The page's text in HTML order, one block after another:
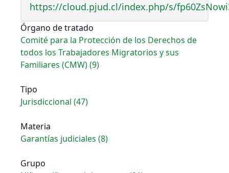
https://cloud.pjud.cl/index.php/s/
Órgano de tratado
Comité para la Protección de los Derechos de
todos los Trabajadores Migratorios y sus
Familiares (CMW) (9)
Tipo
Jurisdiccional (47)
Materia
Garantías judiciales (8)
Grupo